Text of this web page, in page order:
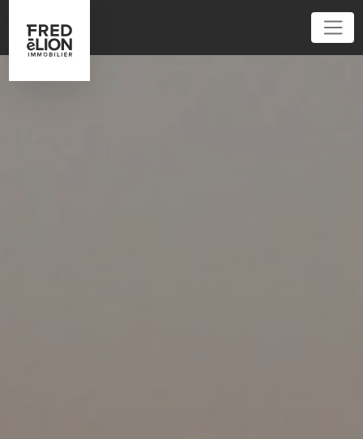
01 86 95 52 62